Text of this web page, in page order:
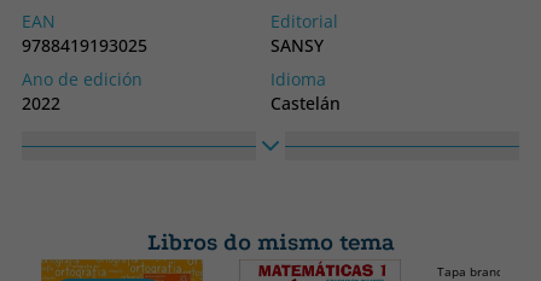
EAN
9788419193025
Editorial
SANSY
Ano de edición
2022
Idioma
Castelán
Alto
Libros do mismo tema
Tapa branda ou